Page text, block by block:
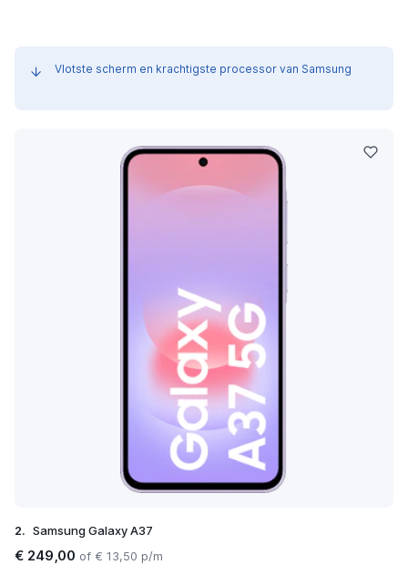
Vlotste scherm en krachtigste processor van Samsung
2. Samsung Galaxy A37
€ 249,00 of € 13,50 p/m